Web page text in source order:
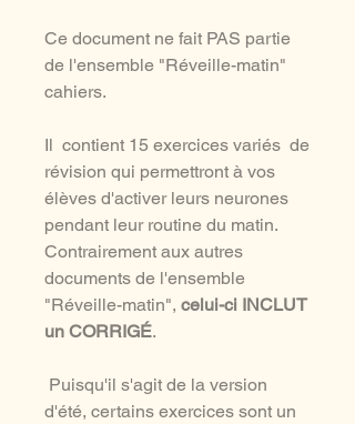
Ce document ne fait PAS partie
de l'ensemble "Réveille-matin"
cahiers.
Il contient 15 exercices variés de
révision qui permettront à vos
élèves d'activer leurs neurones
pendant leur routine du matin.
Contrairement aux autres
documents de l'ensemble
"Réveille-matin", celui-ci INCLUT
un CORRIGÉ.
Puisqu'il s'agit de la version
d'été, certains exercices sont un